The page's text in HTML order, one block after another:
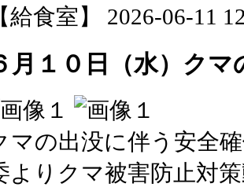
【給食室】 2026-06-11
月１０日（水）ク
マの出没に伴う安全
よりクマ被害防止対